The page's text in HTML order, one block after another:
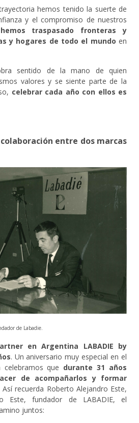
hemos tenido la suerte de
y el compromiso de nuestros
traspasado fronteras y
y hogares de todo el mundo en
sentido de la mano de quien
valores y se siente parte de la
celebrar cada año con ellos es
entre dos marcas
de Labadie.
en Argentina LABADIE by
. Un aniversario muy especial en el
que durante 31 años
de acompañarlos y formar
Así recuerda Roberto Alejandro Este,
Este, fundador de LABADIE, el
juntos: